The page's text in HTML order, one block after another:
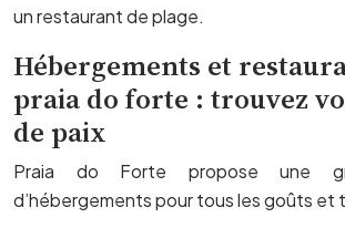
un restaurant de plage.
Hébergements et
praia do forte : trouvez
de paix
Praia do Forte propose une
d’hébergements pour tous les goûts et